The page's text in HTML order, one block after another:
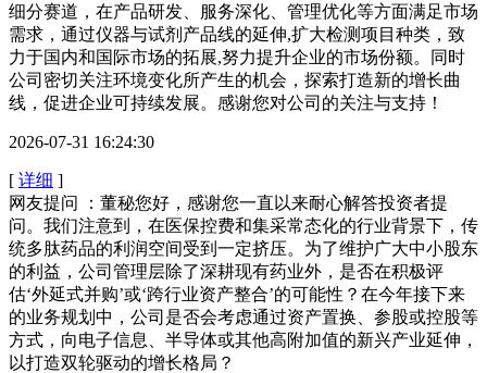
细分赛道，在产品研发、服务深化、管理优化等方面满足市场
需求，通过仪器与试剂产品线的延伸,扩大检测项目种类，致
力于国内和国际市场的拓展,努力提升企业的市场份额。同时
公司密切关注环境变化所产生的机会，探索打造新的增长曲
线，促进企业可持续发展。感谢您对公司的关注与支持！
2026-07-31 16:24:30
[ 详细 ]
网友提问 ：董秘您好，感谢您一直以来耐心解答投资者提
问。我们注意到，在医保控费和集采常态化的行业背景下，传
统多肽药品的利润空间受到一定挤压。为了维护广大中小股东
的利益，公司管理层除了深耕现有药业外，是否在积极评
估‘外延式并购’或‘跨行业资产整合’的可能性？在今年接下来
的业务规划中，公司是否会考虑通过资产置换、参股或控股等
方式，向电子信息、半导体或其他高附加值的新兴产业延伸，
以打造双轮驱动的增长格局？